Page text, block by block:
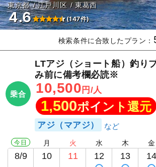
東京都 江戸川区 東葛西
4.6 (147件)
検索条件に合致したプラン：
乗合
LTアジ（ショート船）釣り
み前に備考欄必読※
10,500 円/人
1,500ポイント還元
アジ（マアジ）
今日
8/9
月
10
火
11
水
12
木
13
金
14